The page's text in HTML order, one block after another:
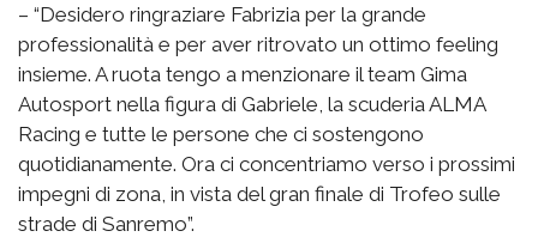
– “Desidero ringraziare Fabrizia per la grande
professionalità e per aver ritrovato un ottimo feeling
insieme. A ruota tengo a menzionare il team Gima
Autosport nella figura di Gabriele, la scuderia ALMA
Racing e tutte le persone che ci sostengono
quotidianamente. Ora ci concentriamo verso i prossimi
impegni di zona, in vista del gran finale di Trofeo sulle
strade di Sanremo”.